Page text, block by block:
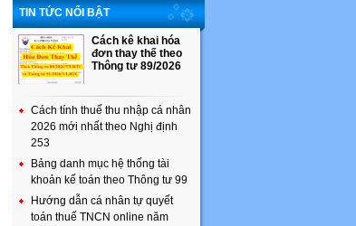
TIN TỨC NỔI BẬT
Cách kê khai hóa
đơn thay thế theo
Thông tư 89/2026
Cách tính thuế thu nhập cá nhân
2026 mới nhất theo Nghị định
253
Bảng danh mục hệ thống tài
khoản kế toán theo Thông tư 99
Hướng dẫn cá nhân tự quyết
toán thuế TNCN online năm